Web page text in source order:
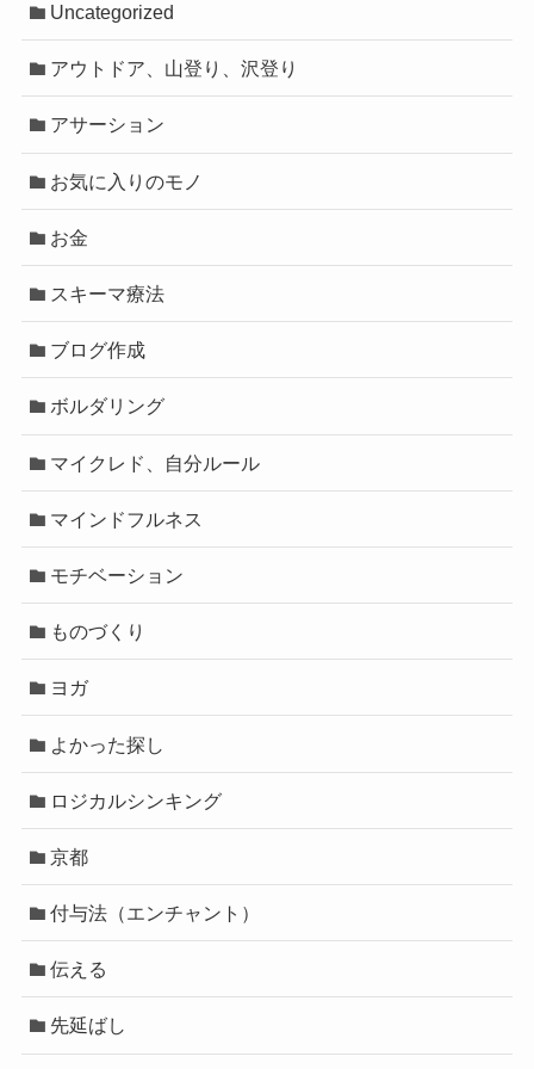
Uncategorized
アウトドア、山登り、沢登り
アサーション
お気に入りのモノ
お金
スキーマ療法
ブログ作成
ボルダリング
マイクレド、自分ルール
マインドフルネス
モチベーション
ものづくり
ヨガ
よかった探し
ロジカルシンキング
京都
付与法（エンチャント）
伝える
先延ばし